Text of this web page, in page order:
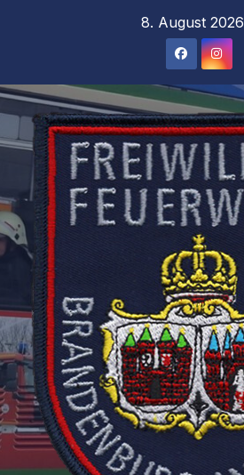
8. August 2026